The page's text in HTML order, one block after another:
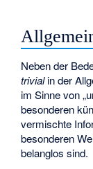
Neben der
trivialin der
im Sinne von
besonderen
vermischte
besonderen
belanglos sind.